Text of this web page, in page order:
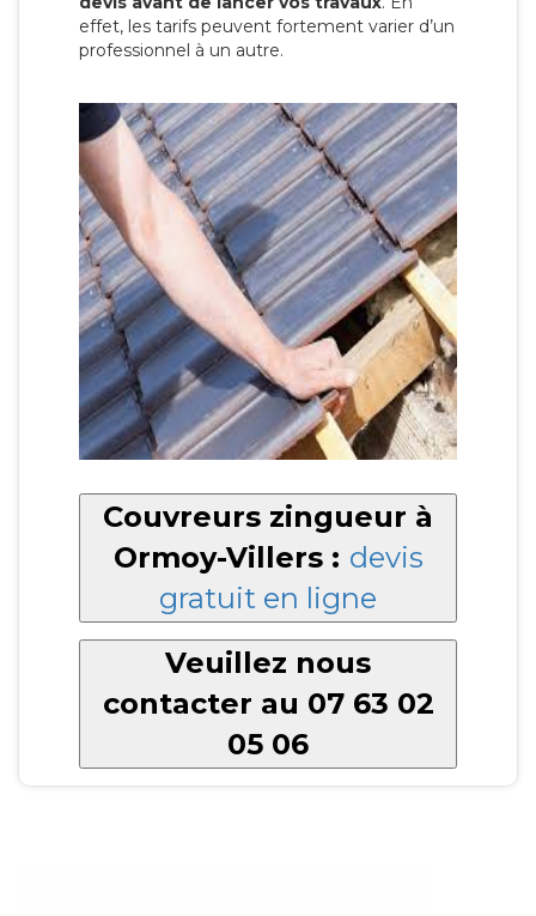
effet, les tarifs peuvent fortement varier d’un
professionnel à un autre.
Couvreurs zingueur à
Ormoy-Villers : devis
gratuit en ligne
Veuillez nous
contacter au 07 63 02
05 06